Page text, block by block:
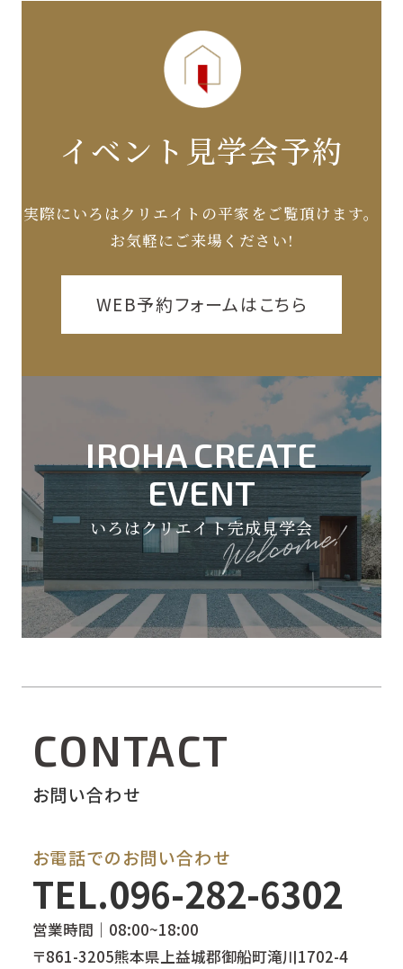
IROHA CREATE
EVENT
いろはクリエイト完成見学会
イベント見学会予約
実際にいろはクリエイトの平家をご覧頂けます。
お気軽にご来場ください!
WEB予約フォームはこちら
CONTACT
お問い合わせ
お電話でのお問い合わせ
TEL.096-282-6302
営業時間｜08:00~18:00
〒861-3205熊本県上益城郡御船町滝川1702-4